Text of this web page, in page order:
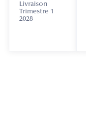
Livraison
Trimestre 1
2028